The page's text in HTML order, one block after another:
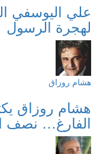
علي اليوسفي
لهجرة الرسول
هشام روزاق
هشام روزاق
الفارغ… نصف